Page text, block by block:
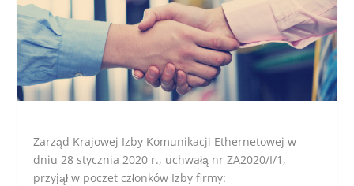
Zarząd Krajowej Izby Komunikacji Ethernetowej w
dniu 28 stycznia 2020 r., uchwałą nr ZA2020/I/1,
przyjął w poczet członków Izby firmy: